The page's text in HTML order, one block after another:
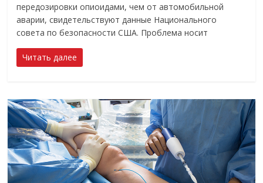
передозировки опиоидами, чем от автомобильной
аварии, свидетельствуют данные Национального
совета по безопасности США. Проблема носит
Читать далее